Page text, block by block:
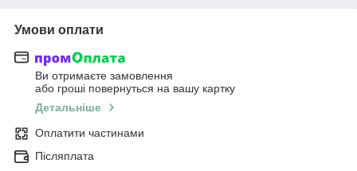
Умови оплати
Ви отримаєте замовлення
або гроші повернуться на вашу картку
Детальніше
Оплатити частинами
Післяплата